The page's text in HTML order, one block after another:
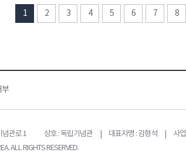
1 2 3 4 5 6 7 8
부
념관로 1
상호 : 독립기념관 | 대표자명 : 김형석 | 사업
ALL RIGHTS RESERVED.